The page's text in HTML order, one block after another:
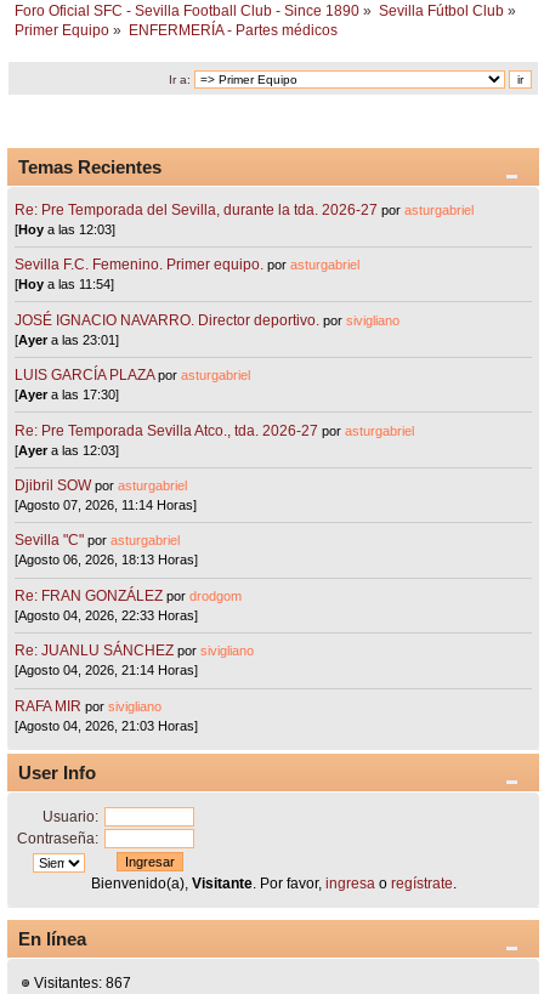
Foro Oficial SFC - Sevilla Football Club - Since 1890 » Sevilla Fútbol Club »
Primer Equipo » ENFERMERÍA - Partes médicos
Ir a:
Temas Recientes
Re: Pre Temporada del Sevilla, durante la tda. 2026-27 porasturgabriel
[Hoy a las 12:03]
Sevilla F.C. Femenino. Primer equipo. porasturgabriel
[Hoy a las 11:54]
JOSÉ IGNACIO NAVARRO. Director deportivo. porsivigliano
[Ayera las 23:01]
LUIS GARCÍA PLAZA porasturgabriel
[Ayera las 17:30]
Re: Pre Temporada Sevilla Atco., tda. 2026-27 porasturgabriel
[Ayera las 12:03]
Djibril SOW porasturgabriel
[Agosto 07, 2026, 11:14 Horas]
Sevilla "C"porasturgabriel
[Agosto 06, 2026, 18:13 Horas]
Re: FRAN GONZÁLEZ pordrodgom
[Agosto 04, 2026, 22:33 Horas]
Re: JUANLU SÁNCHEZ porsivigliano
[Agosto 04, 2026, 21:14 Horas]
RAFA MIR porsivigliano
[Agosto 04, 2026, 21:03 Horas]
User Info
Usuario:
Contraseña:
Bienvenido(a), Visitante. Por favor, ingresao regístrate.
En línea
Visitantes: 867